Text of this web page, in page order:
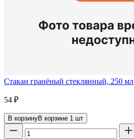
Стакан гранёный стеклянный, 250 мл
54 ₽
В корзинуВ корзине 1 шт